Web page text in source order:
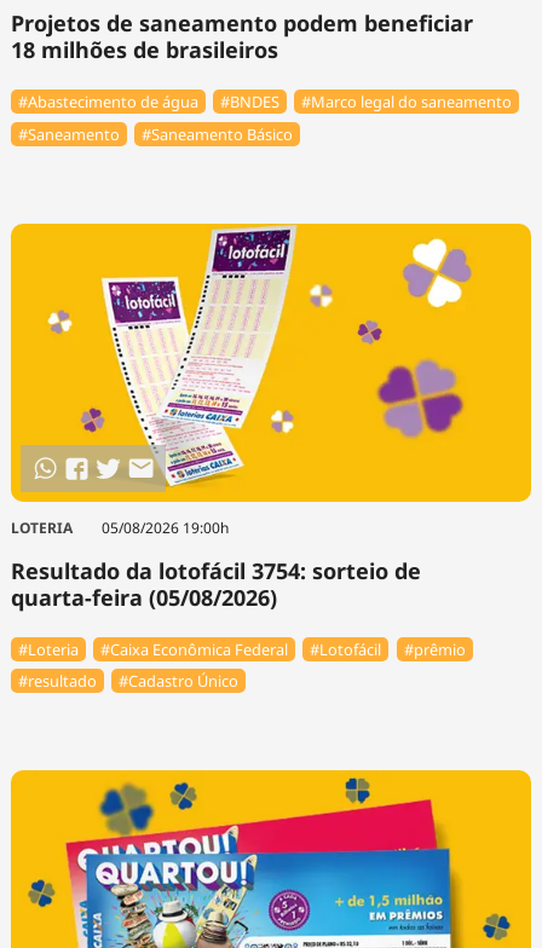
Cinema
Infraestrutura
Internacional
Tempo
Projetos de saneamento podem beneficiar
18 milhões de brasileiros
#Abastecimento de água #BNDES
#Marco legal do saneamento
#Saneamento
#Saneamento Básico
LOTERIA 05/08/2026 19:00h
Resultado da lotofácil 3754: sorteio de
quarta-feira (05/08/2026)
#Loteria #Caixa Econômica Federal #Lotofácil
#prêmio
#resultado
#Cadastro Único